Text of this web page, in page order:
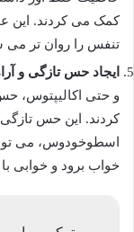
کمک می کردند. این
تنفس را روان تر
ایجاد حس تازگی و
و حتی اکالیپتوس،
کردند. این حس
اسطوخودوس، می
خواب برود و خوابی